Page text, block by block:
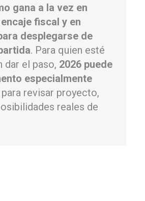
gana a la vez en
fiscal y en
desplegarse de
. Para quien esté
dar el paso, 2026 puede
especialmente
revisar proyecto,
reales de